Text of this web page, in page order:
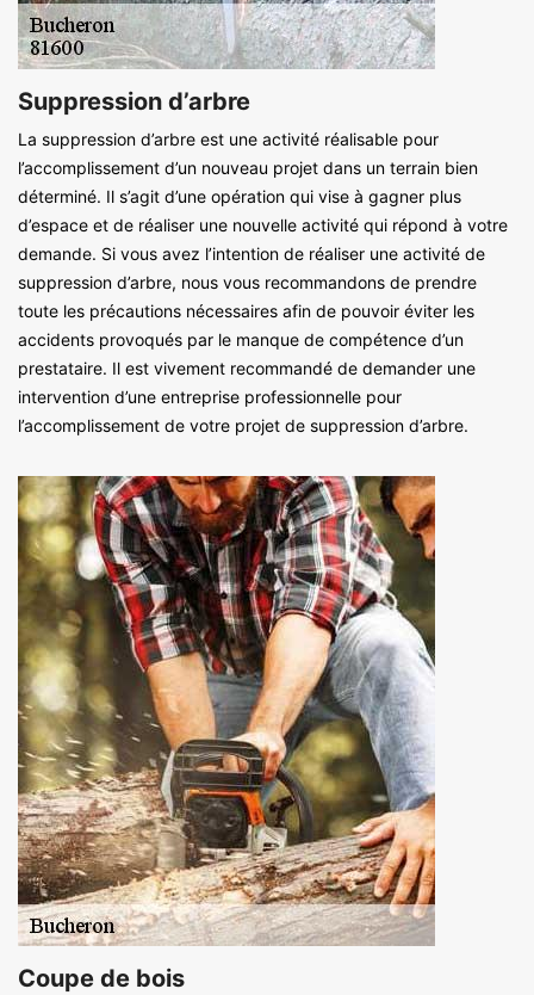
Suppression d’arbre
La suppression d’arbre est une activité réalisable pour
l’accomplissement d’un nouveau projet dans un terrain bien
déterminé. Il s’agit d’une opération qui vise à gagner plus
d’espace et de réaliser une nouvelle activité qui répond à votre
demande. Si vous avez l’intention de réaliser une activité de
suppression d’arbre, nous vous recommandons de prendre
toute les précautions nécessaires afin de pouvoir éviter les
accidents provoqués par le manque de compétence d’un
prestataire. Il est vivement recommandé de demander une
intervention d’une entreprise professionnelle pour
l’accomplissement de votre projet de suppression d’arbre.
Coupe de bois